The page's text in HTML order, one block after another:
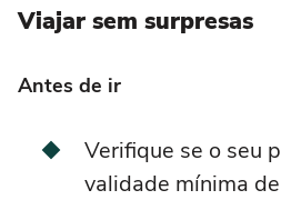
Viajar sem surpresas
Antes de ir
Verifique se o seu
validade mínima